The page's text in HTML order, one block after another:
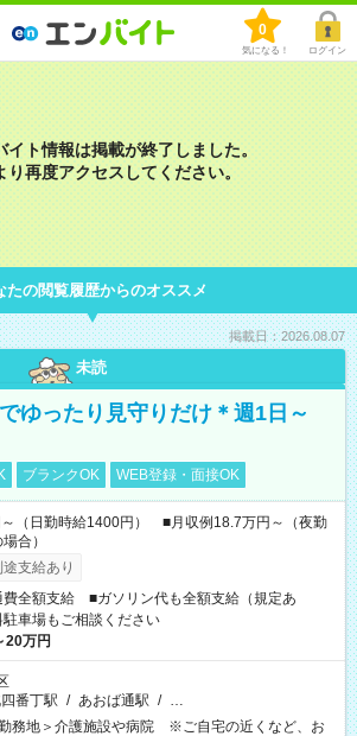
0
気になる！ ログイン
イト情報は掲載が終了しました。
り再度アクセスしてください。
たの閲覧履歴からのオススメ
掲載日：2026.08.07
未読
ゆったり見守りだけ＊週1日～
ブランクOK WEB登録・面接OK
～（日勤時給1400円） ■月収例18.7万円～（夜勤
合）
支給あり
費全額支給 ■ガソリン代も全額支給（規定あ
車場もご相談ください
20万円
番丁駅 / あおば通駅 / …
務地＞介護施設や病院 ※ご自宅の近くなど、お